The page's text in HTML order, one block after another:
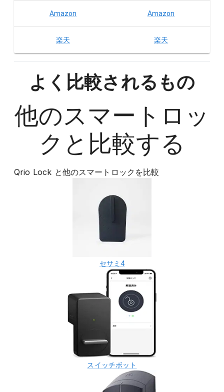
Amazon Amazon
楽天 楽天
よく比較されるもの
他のスマートロッ
ク と比較する
Qrio Lock と他のスマートロック を比較
セサミ4
スイッチボット